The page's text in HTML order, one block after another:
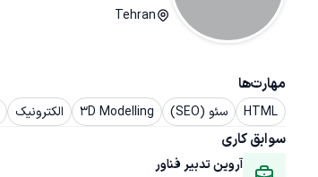
Tehran
مهارت‌ها
HTML سئو (SEO) 3D Modelling الکترونیک
سوابق کاری
آروین تدبیر فناور